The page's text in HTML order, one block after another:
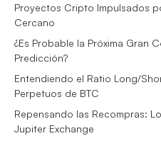
Proyectos Cripto Impulsados
Cercano
¿Es Probable la Próxima Gran
Predicción?
Entendiendo el Ratio Long/
Perpetuos de BTC
Repensando las Recompras:
Jupiter Exchange